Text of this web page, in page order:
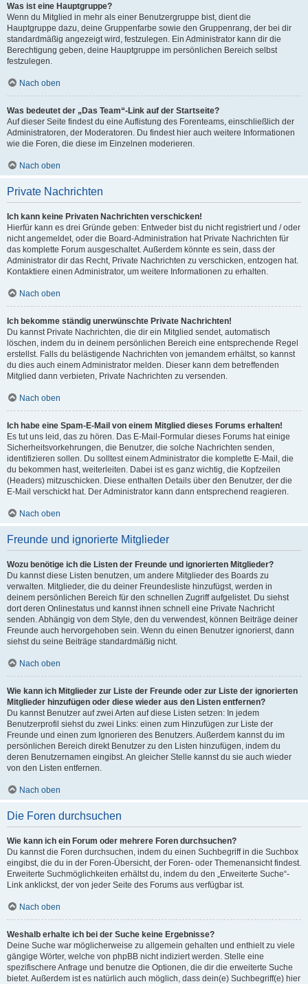
Was ist eine Hauptgruppe?
Wenn du Mitglied in mehr als einer Benutzergruppe bist, dient die
Hauptgruppe dazu, deine Gruppenfarbe sowie den Gruppenrang, der bei dir
standardmäßig angezeigt wird, festzulegen. Ein Administrator kann dir die
Berechtigung geben, deine Hauptgruppe im persönlichen Bereich selbst
festzulegen.
Nach oben
Was bedeutet der „Das Team“-Link auf der Startseite?
Auf dieser Seite findest du eine Auflistung des Forenteams, einschließlich der
Administratoren, der Moderatoren. Du findest hier auch weitere Informationen
wie die Foren, die diese im Einzelnen moderieren.
Nach oben
Private Nachrichten
Ich kann keine Privaten Nachrichten verschicken!
Hierfür kann es drei Gründe geben: Entweder bist du nicht registriert und / oder
nicht angemeldet, oder die Board-Administration hat Private Nachrichten für
das komplette Forum ausgeschaltet. Außerdem könnte es sein, dass der
Administrator dir das Recht, Private Nachrichten zu verschicken, entzogen hat.
Kontaktiere einen Administrator, um weitere Informationen zu erhalten.
Nach oben
Ich bekomme ständig unerwünschte Private Nachrichten!
Du kannst Private Nachrichten, die dir ein Mitglied sendet, automatisch
löschen, indem du in deinem persönlichen Bereich eine entsprechende Regel
erstellst. Falls du belästigende Nachrichten von jemandem erhältst, so kannst
du dies auch einem Administrator melden. Dieser kann dem betreffenden
Mitglied dann verbieten, Private Nachrichten zu versenden.
Nach oben
Ich habe eine Spam-E-Mail von einem Mitglied dieses Forums erhalten!
Es tut uns leid, das zu hören. Das E-Mail-Formular dieses Forums hat einige
Sicherheitsvorkehrungen, die Benutzer, die solche Nachrichten senden,
identifizieren sollen. Du solltest einem Administrator die komplette E-Mail, die
du bekommen hast, weiterleiten. Dabei ist es ganz wichtig, die Kopfzeilen
(Headers) mitzuschicken. Diese enthalten Details über den Benutzer, der die
E-Mail verschickt hat. Der Administrator kann dann entsprechend reagieren.
Nach oben
Freunde und ignorierte Mitglieder
Wozu benötige ich die Listen der Freunde und ignorierten Mitglieder?
Du kannst diese Listen benutzen, um andere Mitglieder des Boards zu
verwalten. Mitglieder, die du deiner Freundesliste hinzufügst, werden in
deinem persönlichen Bereich für den schnellen Zugriff aufgelistet. Du siehst
dort deren Onlinestatus und kannst ihnen schnell eine Private Nachricht
senden. Abhängig von dem Style, den du verwendest, können Beiträge deiner
Freunde auch hervorgehoben sein. Wenn du einen Benutzer ignorierst, dann
siehst du seine Beiträge standardmäßig nicht.
Nach oben
Wie kann ich Mitglieder zur Liste der Freunde oder zur Liste der ignorierten
Mitglieder hinzufügen oder diese wieder aus den Listen entfernen?
Du kannst Benutzer auf zwei Arten auf diese Listen setzen: In jedem
Benutzerprofil siehst du zwei Links: einen zum Hinzufügen zur Liste der
Freunde und einen zum Ignorieren des Benutzers. Außerdem kannst du im
persönlichen Bereich direkt Benutzer zu den Listen hinzufügen, indem du
deren Benutzernamen eingibst. An gleicher Stelle kannst du sie auch wieder
von den Listen entfernen.
Nach oben
Die Foren durchsuchen
Wie kann ich ein Forum oder mehrere Foren durchsuchen?
Du kannst die Foren durchsuchen, indem du einen Suchbegriff in die Suchbox
eingibst, die du in der Foren-Übersicht, der Foren- oder Themenansicht findest.
Erweiterte Suchmöglichkeiten erhältst du, indem du den „Erweiterte Suche“-
Link anklickst, der von jeder Seite des Forums aus verfügbar ist.
Nach oben
Weshalb erhalte ich bei der Suche keine Ergebnisse?
Deine Suche war möglicherweise zu allgemein gehalten und enthielt zu viele
gängige Wörter, welche von phpBB nicht indiziert werden. Stelle eine
spezifischere Anfrage und benutze die Optionen, die dir die erweiterte Suche
bietet. Außerdem ist es natürlich auch möglich, dass dein(e) Suchbegriff(e) hier